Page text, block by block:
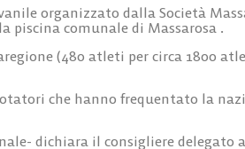
organizzato dalla Società
piscina comunale di Massarosa .
(480 atleti per circa 1800
che hanno frequentato la
dichiara il consigliere delegato